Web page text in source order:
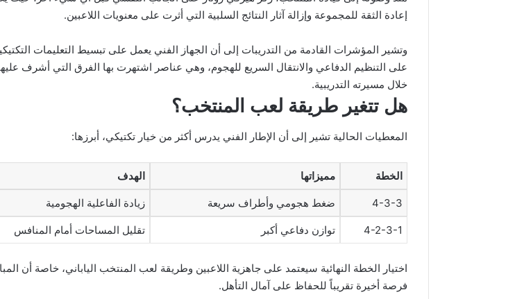
إعادة الثقة للمجموعة وإزالة آثار النتائج السلبية التي أثرت على معنويات اللاعبين.
وتشير المؤشرات القادمة من التدريبات إلى أن الجهاز الفني يعمل على تبسيط التعليمات
على التنظيم الدفاعي والانتقال السريع للهجوم، وهي عناصر اشتهرت بها الفرق التي أشرف عليها
خلال مسيرته التدريبية.
هل تتغير طريقة لعب المنتخب؟
المعطيات الحالية تشير إلى أن الإطار الفني يدرس أكثر من خيار تكتيكي، أبرزها:
الخطة مميزاتها الهدف
4-3-3 ضغط هجومي وأطراف سريعة زيادة الفاعلية الهجومية
4-2-3-1 توازن دفاعي أكبر تقليل المساحات أمام المنافس
اختيار الخطة النهائية سيعتمد على جاهزية اللاعبين وطريقة لعب المنتخب الياباني، خاصة أن
فرصة أخيرة تقريباً للحفاظ على آمال التأهل.